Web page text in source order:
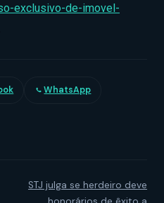
exclusivo-de-imovel-
WhatsApp
STJ julga se herdeiro deve